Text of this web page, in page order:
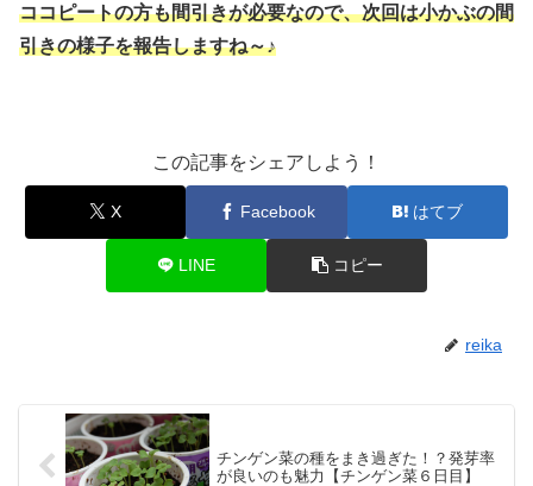
ココピートの方も間引きが必要なので、次回は小かぶの間
引きの様子を報告しますね～♪
この記事をシェアしよう！
X Facebook はてブ
LINE コピー
reika
チンゲン菜の種をまき過ぎた！？発芽率
が良いのも魅力【チンゲン菜６日目】